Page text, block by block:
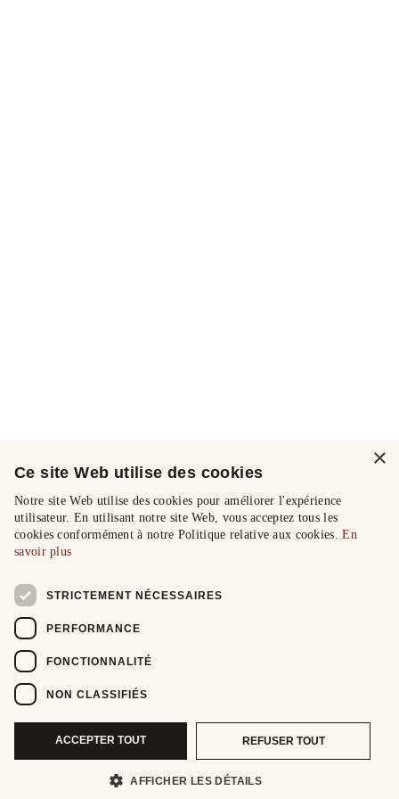
×
Ce site Web utilise des cookies
Notre site Web utilise des cookies pour améliorer l'expérience
utilisateur. En utilisant notre site Web, vous acceptez tous les
cookies conformément à notre Politique relative aux cookies.En
savoir plus
STRICTEMENT NÉCESSAIRES
PERFORMANCE
FONCTIONNALITÉ
NON CLASSIFIÉS
ACCEPTER TOUT REFUSER TOUT
AFFICHER LES DÉTAILS